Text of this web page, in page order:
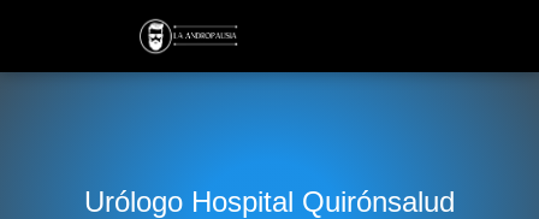
Urólogo Hospital Quirónsalud